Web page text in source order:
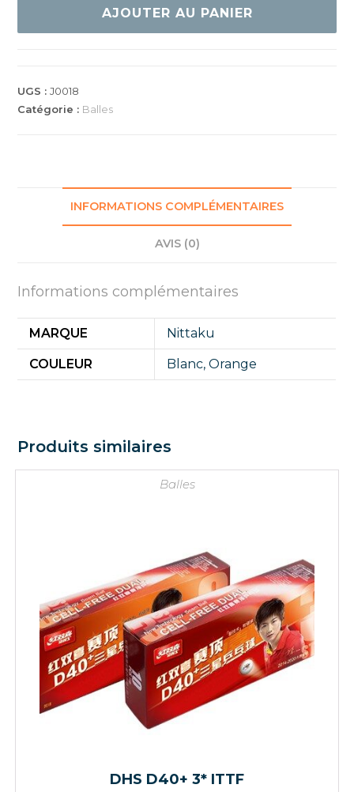
PACK
DE
AJOUTER AU PANIER
UGS :J0018
Catégorie : Balles
INFORMATIONS COMPLÉMENTAIRES
AVIS (0)
Informations complémentaires
MARQUE Nittaku
COULEUR Blanc,Orange
Produits similaires
Balles
DHS D40+ 3* ITTF